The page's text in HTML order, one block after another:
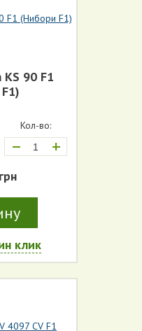
KS 90 F1
Кол-во:
+
грн
клик